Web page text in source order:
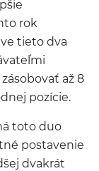
rok
tieto dva
až 8
pozície.
toto duo
postavenie
dvakrát